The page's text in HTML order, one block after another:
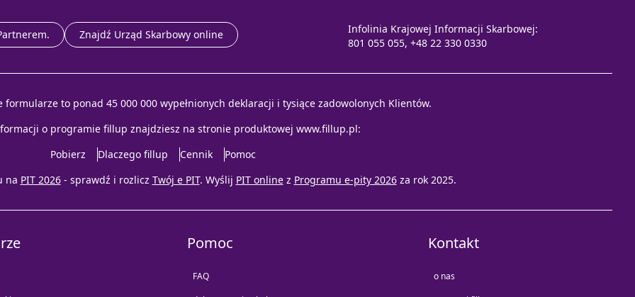
Znajdź Urząd Skarbowy online
Infolinia Krajowej Informacji Skarbowej:
801 055 055, +48 22 330 0330
to ponad 45 000 000 wypełnionych deklaracji i tysiące zadowolonych Klientów.
o programie fillup znajdziesz na stronie produktowej www.fillup.pl:
Pobierz
Dlaczego fillup Cennik
Pomoc
na PIT 2026 - sprawdź i rozlicz Twój e PIT. Wyślij PIT online z Programu e-pity 2026 za rok 2025.
Pomoc
FAQ
Kontakt
o nas